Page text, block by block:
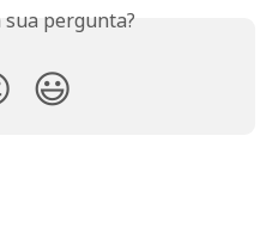
pergunta?
😃